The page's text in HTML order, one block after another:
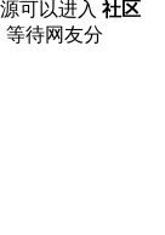
可以进入 社区
待网友分